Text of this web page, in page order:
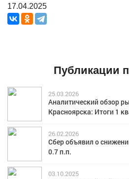
17.04.2025
Публикации
25.03.2026
Аналитический обзор
Красноярска: Итоги 1
26.02.2026
Сбер объявил о
0.7 п.п.
03.10.2025